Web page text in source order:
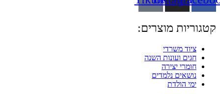
קטגוריות מוצרים:
ציוד משרדי
חגים ועונות השנה
חומרי יצירה
נושאים נלמדים
ימי הולדת